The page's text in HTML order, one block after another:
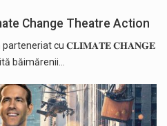
Change Theatre Action
în parteneriat cu 𝐂𝐋𝐈𝐌𝐀𝐓𝐄 𝐂𝐇𝐀𝐍𝐆𝐄
băimărenii…